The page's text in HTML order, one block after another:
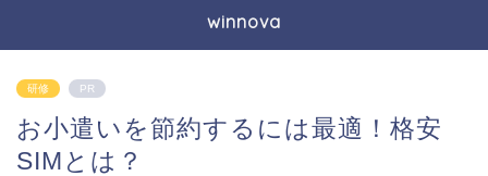
winnova
研修 PR
お小遣いを節約するには最適！格安
SIMとは？